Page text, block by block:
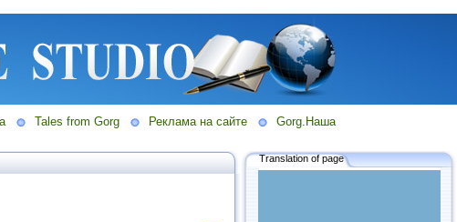
Tales from Gorg Реклама на сайте
Gorg.Наша
Translation of page